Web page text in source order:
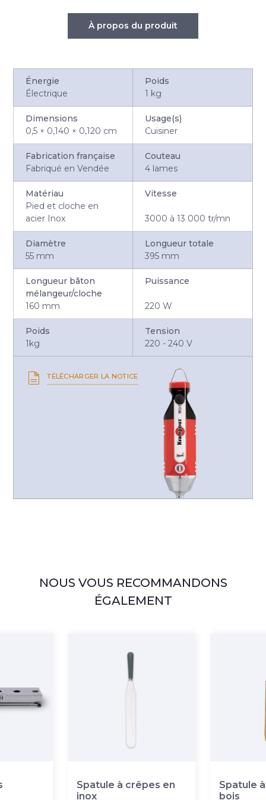
À propos du produit
Énergie
Électrique
Poids
1 kg
Dimensions
0,5 × 0,140 × 0,120 cm
Usage(s)
Cuisiner
Fabrication française
Fabriqué en Vendée
Couteau
4 lames
Matériau
Pied et cloche en
acier Inox
Vitesse
3000 à 13 000 tr/mn
Diamètre
55 mm
Longueur totale
395 mm
Longueur bâton
mélangeur/cloche
160 mm
Puissance
220 W
Poids
1kg
Tension
220 - 240 V
TÉLÉCHARGER LA NOTICE
NOUS VOUS RECOMMANDONS
ÉGALEMENT
Spatule à crêpes en
inox
Spatule
bois